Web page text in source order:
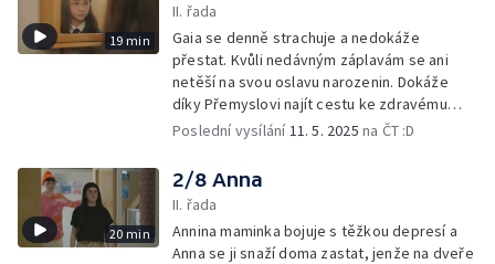
19 min
II. řada
Gaia se denně strachuje a nedokáže
přestat. Kvůli nedávným záplavám se ani
netěší na svou oslavu narozenin. Dokáže
díky Přemyslovi najít cestu ke zdravému
zájmu o své okolí, aniž by propadala
Poslední vysílání11. 5. 2025 na ČT :D
20 min
2/8 Anna
II. řada
Annina maminka bojuje s těžkou depresí a
Anna se ji snaží doma zastat, jenže na dveře